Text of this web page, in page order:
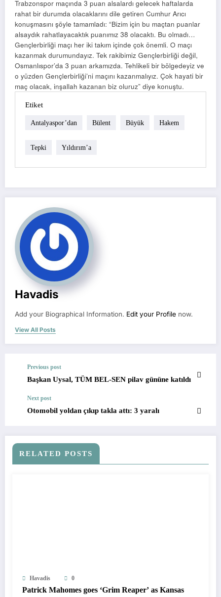
Trabzonspor maçında 3 puan alsalardı gelecek haftalarda
rahat bir durumda olacaklarını dile getiren Cumhur Arıcı
konuşmasını şöyle tamamladı: “Bizim için bu maçtan puanlar
alsaydık rahatlayacaktık puanımız 38 olacaktı. Bu olmadı…
Gençlerbirliği maçı her iki takım içinde çok önemli. O maçı
kazanmak durumundayız. Tek rakibimiz Gençlerbirliği değil,
Osmanlıspor’da 3 puan arkamızda. Tehlikeli bir bölgedeyiz ve
o yüzden Gençlerbirliği’ni maçını kazanmalıyız. Çok hayati bir
maç olacak, inşallah kazanan biz oluruz” diye konuştu.
Etiket
Antalyaspor’dan Bülent Büyük Hakem
Tepki Yıldırım’a
Havadis
Add your Biographical Information. Edit your Profile now.
View All Posts
Previous post
Başkan Uysal, TÜM BEL-SEN pilav gününe katıldı
Next post
Otomobil yoldan çıkıp takla attı: 3 yaralı
RELATED POSTS
Havadis 0
Patrick Mahomes goes ‘Grim Reaper’ as Kansas